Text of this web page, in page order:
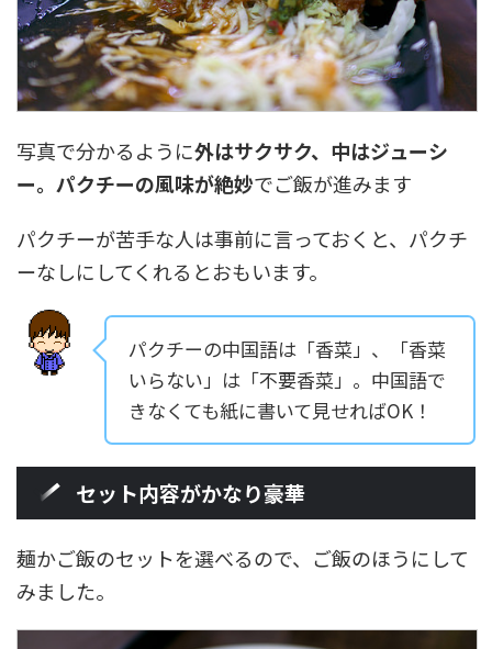
写真で分かるように外はサクサク、中はジューシ
ー。パクチーの風味が絶妙でご飯が進みます
パクチーが苦手な人は事前に言っておくと、パクチ
ーなしにしてくれるとおもいます。
パクチーの中国語は「香菜」、「香菜
いらない」は「不要香菜」。中国語で
きなくても紙に書いて見せればOK！
セット内容がかなり豪華
麺かご飯のセットを選べるので、ご飯のほうにして
みました。